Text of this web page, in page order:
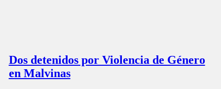
Dos detenidos por Violencia de Género
en Malvinas